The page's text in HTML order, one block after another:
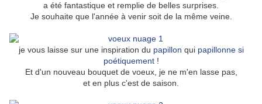
a été fantastique et remplie de belles surprises.
Je souhaite que l'année à venir soit de la même veine.
je vous laisse sur une inspiration du papillon qui papillonne si
poétiquement !
Et d'un nouveau bouquet de voeux, je ne m'en lasse pas,
et en plus c'est de saison.